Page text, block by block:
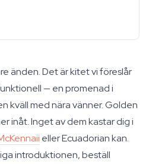
änden. Det är kitet vi föreslår
— en promenad i
kväll med nära vänner. Golden
inåt. Inget av dem kastar dig i
eller Ecuadorian kan.
introduktionen, beställ